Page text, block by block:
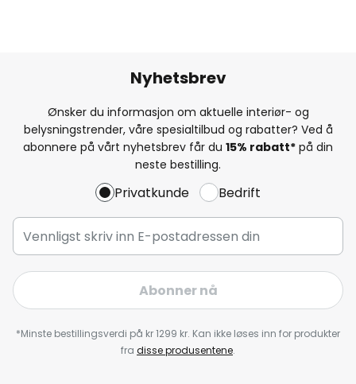
Nyhetsbrev
Ønsker du informasjon om aktuelle interiør- og
belysningstrender, våre spesialtilbud og rabatter? Ved å
abonnere på vårt nyhetsbrev får du 15% rabatt* på din
neste bestilling.
Privatkunde Bedrift
Abonner nå
*Minste bestillingsverdi på kr 1299 kr. Kan ikke løses inn for produkter
fra disse produsentene.